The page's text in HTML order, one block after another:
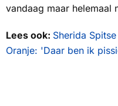
vandaag maar helemaal
Lees ook: Sherida
Oranje: 'Daar ben ik